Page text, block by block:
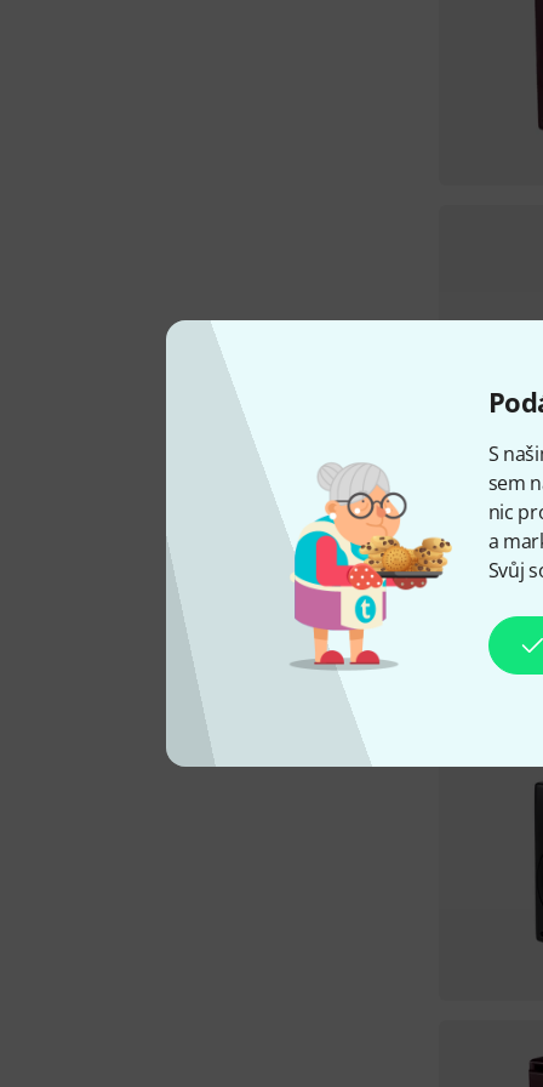
S
sem
nic
a
Svůj